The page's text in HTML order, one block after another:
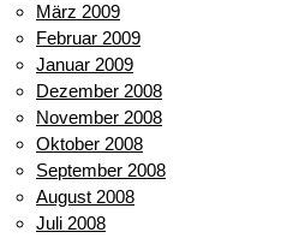
März 2009
Februar 2009
Januar 2009
Dezember 2008
November 2008
Oktober 2008
September 2008
August 2008
Juli 2008